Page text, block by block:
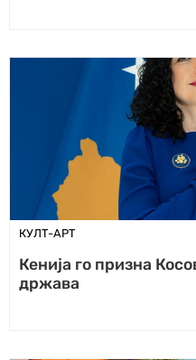
КУЛТ-АРТ
Кенија го призна
држава